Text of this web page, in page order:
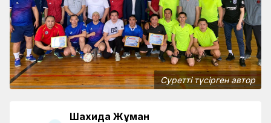
Суретті түсірген автор
Шахида Жұман